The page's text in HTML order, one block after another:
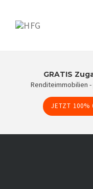
GRATIS
Renditeimmobilien
JETZT 100%